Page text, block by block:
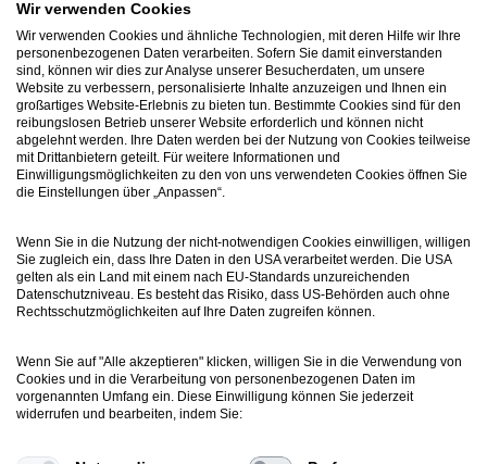
Wir verwenden Cookies
Wir verwenden Cookies und ähnliche Technologien, mit deren Hilfe wir Ihre
personenbezogenen Daten verarbeiten. Sofern Sie damit einverstanden
sind, können wir dies zur Analyse unserer Besucherdaten, um unsere
Website zu verbessern, personalisierte Inhalte anzuzeigen und Ihnen ein
großartiges Website-Erlebnis zu bieten tun. Bestimmte Cookies sind für den
reibungslosen Betrieb unserer Website erforderlich und können nicht
abgelehnt werden. Ihre Daten werden bei der Nutzung von Cookies teilweise
mit Drittanbietern geteilt. Für weitere Informationen und
Einwilligungsmöglichkeiten zu den von uns verwendeten Cookies öffnen Sie
die Einstellungen über „Anpassen“.
Wenn Sie in die Nutzung der nicht-notwendigen Cookies einwilligen, willigen
Sie zugleich ein, dass Ihre Daten in den USA verarbeitet werden. Die USA
gelten als ein Land mit einem nach EU-Standards unzureichenden
Datenschutzniveau. Es besteht das Risiko, dass US-Behörden auch ohne
Rechtsschutzmöglichkeiten auf Ihre Daten zugreifen können.
Wenn Sie auf "Alle akzeptieren" klicken, willigen Sie in die Verwendung von
Cookies und in die Verarbeitung von personenbezogenen Daten im
vorgenannten Umfang ein. Diese Einwilligung können Sie jederzeit
widerrufen und bearbeiten, indem Sie: